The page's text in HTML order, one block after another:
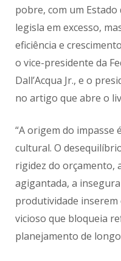
pobre, com um Estado
legisla em excesso,
eficiência e
o vice-presidente da
Dall’Acqua Jr., e o
no artigo que abre o
“A origem do impasse
cultural. O
rigidez do orçamento,
agigantada, a
produtividade
vicioso que bloqueia
planejamento de